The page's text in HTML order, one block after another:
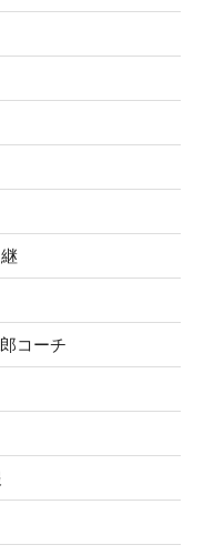
コーチ